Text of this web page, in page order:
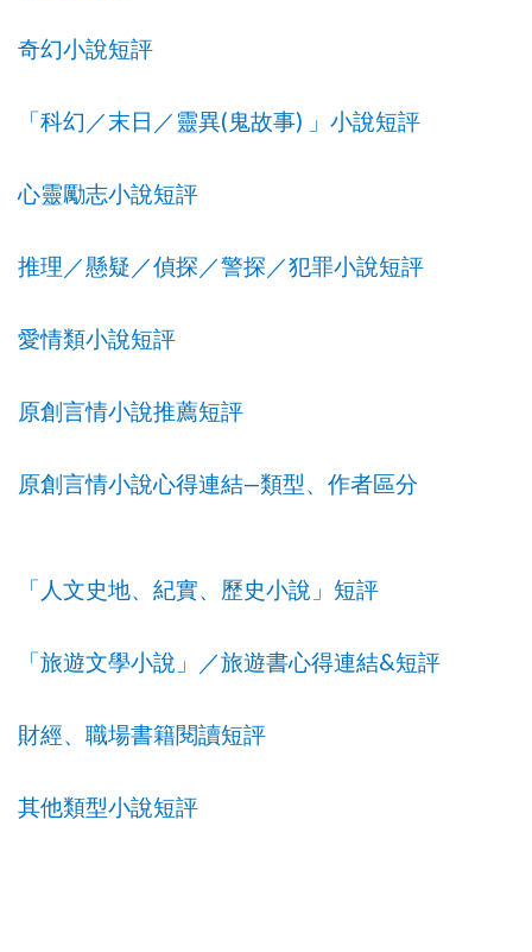
奇幻小說短評
「科幻／末日／靈異(鬼故事) 」小說短評
心靈勵志小說短評
推理／懸疑／偵探／警探／犯罪小說短評
愛情類小說短評
原創言情小說推薦短評
原創言情小說心得連結—類型、作者區分
「人文史地、紀實、歷史小說」短評
「旅遊文學小說」／旅遊書心得連結&短評
財經、職場書籍閱讀短評
其他類型小說短評